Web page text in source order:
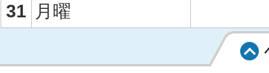
31
月曜